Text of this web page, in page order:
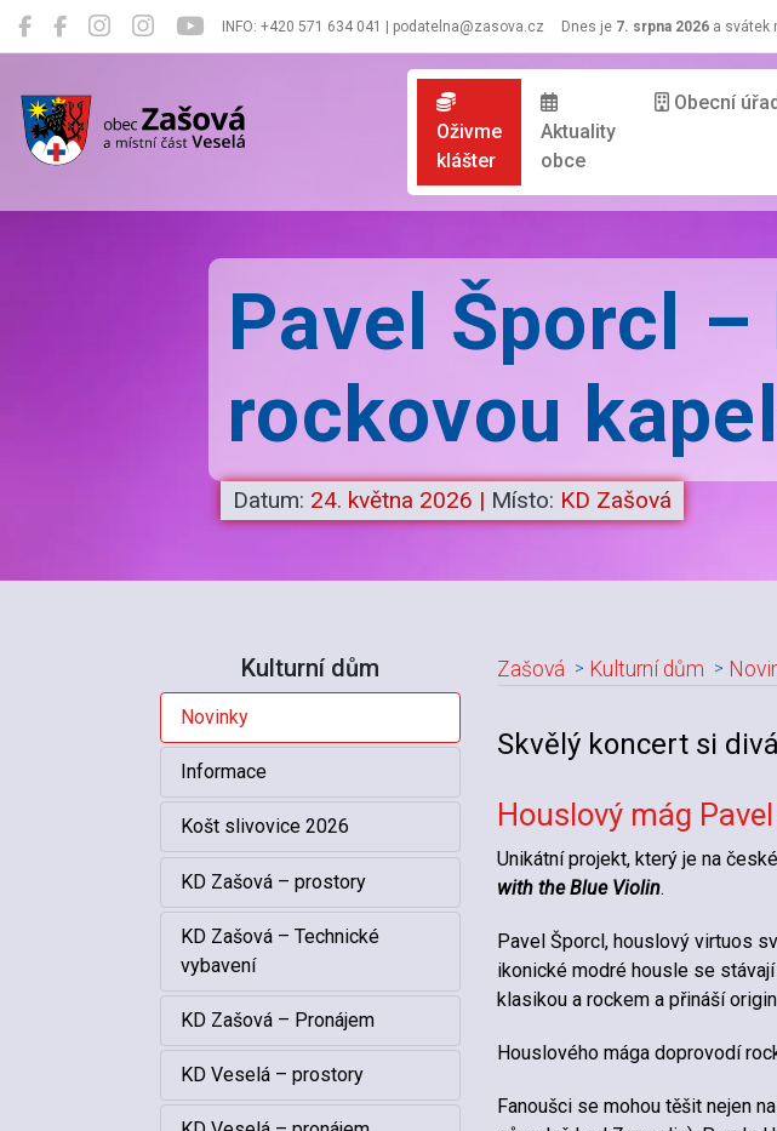
INFO: +420 571 634 041 | podatelna@zasova.cz Dnes je 7. srpna 2026 a svátek
Zašová
Oživme
klášter
Aktuality
obce
Obecní
Pavel Šporcl
rockovou
Datum: 24. května 2026 | Místo: KD Zašová
Kulturní dům
Novinky
Informace
Košt slivovice 2026
KD Zašová – prostory
KD Zašová – Technické
vybavení
KD Zašová – Pronájem
KD Veselá – prostory
Zašová Kulturní dům
Nadpis
Skvělý koncert si
Houslový mág
Unikátní projekt, který je na
with the Blue Violin.
Pavel Šporcl, houslový virtuos
ikonické modré housle se
klasikou a rockem a přináší
Houslového mága doprovodí
Fanoušci se mohou těšit nejen